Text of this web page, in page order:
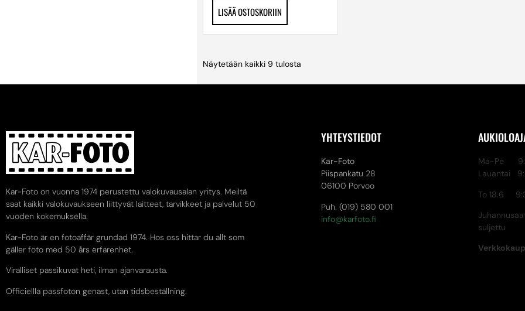
LISÄÄ OSTOSKORIIN
Näytetään kaikki 9 tulosta
Kar-Foto on vuonna 1974 perustettu valokuvausalan yritys. Meiltä
saat kaikki valokuvaukseen liittyvät laitteet, tarvikkeet ja palvelut 50
vuoden kokemuksella.
Kar-Foto är en fotoaffär grundad 1974. Hos oss hittar du allt som
gäller foto med 50 års erfarenhet.
Viralliset passikuvat heti, ilman ajanvarausta.
Officiellla passfoton genast, utan tidsbeställning.
YHTEYSTIEDOT
Kar-Foto
Piispankatu 28
06100 Porvoo
Puh. (019) 580 001
info@karfoto.fi
Ma-Pe
Lauantai
To 18.6
suljettu